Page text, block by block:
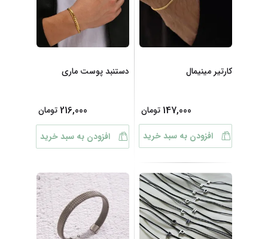
کارتیر مینیمال
147,000 تومان
افزودن به سبد خرید
دستنبد پوست ماری
216,000تومان
افزودن به سبد خرید